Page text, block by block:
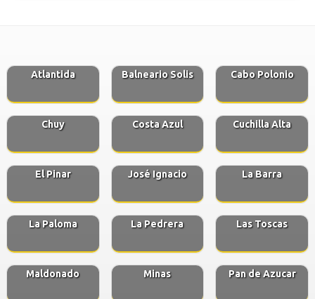
Atlantida Balneario Solis Cabo Polonio
Chuy Costa Azul Cuchilla Alta
El Pinar José Ignacio La Barra
La Paloma La Pedrera Las Toscas
Maldonado Minas Pan de Azucar